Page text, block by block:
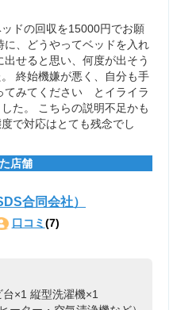
ドの回収を15000円でお願
、どうやってベッドを入れ
せると思い、何度が出そう
終始機嫌が悪く、自分も手
てみてください とイライラ
た。 こちらの説明不足かも
で対応はとても残念でし
店舗
合同会社）
口コミ (7)
台×1 縦型洗濯機×1